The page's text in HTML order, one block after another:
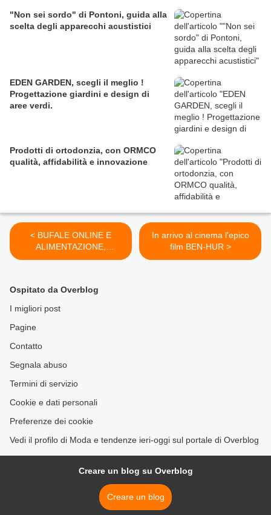
"Non sei sordo" di Pontoni, guida alla
scelta degli apparecchi acustistici
EDEN GARDEN, scegli il meglio !
Progettazione giardini e design di
aree verdi.
Prodotti di ortodonzia, con ORMCO
qualità, affidabilità e innovazione
< BUFALE ONLINE E
ALIMENTAZIONE,
#OperazioneFalsiMiti
In arrivo al cinema l'epico
film BEN-HUR >
Ospitato da Overblog
I migliori post
Pagine
Contatto
Segnala abuso
Termini di servizio
Cookie e dati personali
Preferenze dei cookie
Vedi il profilo di Moda e tendenze ieri-oggi sul portale di Overblog
Creare un blog su Overblog
Creare un blog